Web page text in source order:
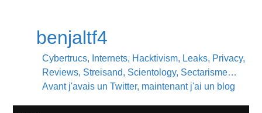
benjaltf4
Cybertrucs, Internets, Hacktivism, Leaks, Privacy,
Reviews, Streisand, Scientology, Sectarisme…
Avant j'avais un Twitter, maintenant j'ai un blog